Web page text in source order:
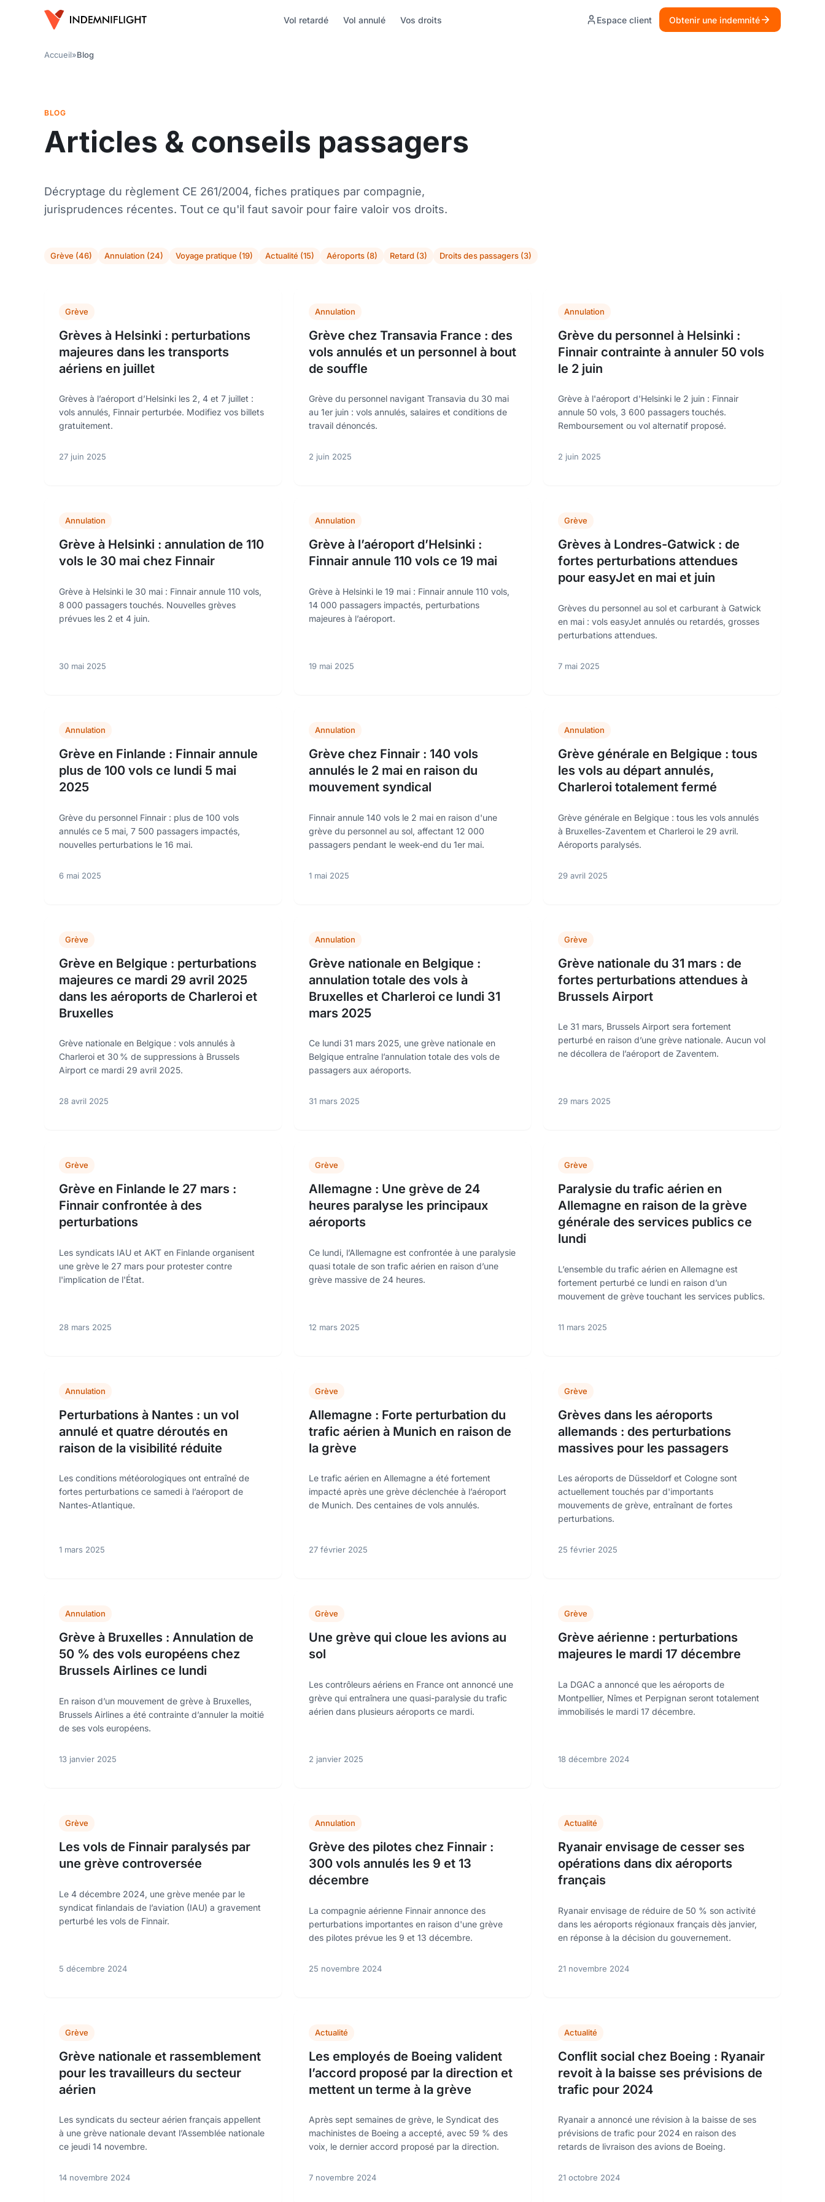
Vol retardé Vol annulé Vos droits Espace client Obtenir une indemnité
Accueil»Blog
BLOG
Articles & conseils passagers
Décryptage du règlement CE 261/2004, fiches pratiques par compagnie,
jurisprudences récentes. Tout ce qu'il faut savoir pour faire valoir vos droits.
Grève (46) Annulation (24) Voyage pratique (19) Actualité (15) Aéroports (8) Retard (3) Droits des passagers (3)
Grève
Grèves à Helsinki : perturbations
majeures dans les transports
aériens en juillet
Grèves à l’aéroport d’Helsinki les 2, 4 et 7 juillet :
vols annulés, Finnair perturbée. Modifiez vos billets
gratuitement.
27 juin 2025
Annulation
Grève chez Transavia France : des
vols annulés et un personnel à bout
de souffle
Grève du personnel navigant Transavia du 30 mai
au 1er juin : vols annulés, salaires et conditions de
travail dénoncés.
2 juin 2025
Annulation
Grève du personnel à Helsinki :
Finnair contrainte à annuler 50 vols
le 2 juin
Grève à l'aéroport d'Helsinki le 2 juin : Finnair
annule 50 vols, 3 600 passagers touchés.
Remboursement ou vol alternatif proposé.
2 juin 2025
Annulation
Grève à Helsinki : annulation de 110
vols le 30 mai chez Finnair
Grève à Helsinki le 30 mai : Finnair annule 110 vols,
8 000 passagers touchés. Nouvelles grèves
prévues les 2 et 4 juin.
30 mai 2025
Annulation
Grève à l’aéroport d’Helsinki :
Finnair annule 110 vols ce 19 mai
Grève à Helsinki le 19 mai : Finnair annule 110 vols,
14 000 passagers impactés, perturbations
majeures à l’aéroport.
19 mai 2025
Grève
Grèves à Londres-Gatwick : de
fortes perturbations attendues
pour easyJet en mai et juin
Grèves du personnel au sol et carburant à Gatwick
en mai : vols easyJet annulés ou retardés, grosses
perturbations attendues.
7 mai 2025
Annulation
Grève en Finlande : Finnair annule
plus de 100 vols ce lundi 5 mai
2025
Grève du personnel Finnair : plus de 100 vols
annulés ce 5 mai, 7 500 passagers impactés,
nouvelles perturbations le 16 mai.
6 mai 2025
Annulation
Grève chez Finnair : 140 vols
annulés le 2 mai en raison du
mouvement syndical
Finnair annule 140 vols le 2 mai en raison d'une
grève du personnel au sol, affectant 12 000
passagers pendant le week-end du 1er mai.
1 mai 2025
Annulation
Grève générale en Belgique : tous
les vols au départ annulés,
Charleroi totalement fermé
Grève générale en Belgique : tous les vols annulés
à Bruxelles-Zaventem et Charleroi le 29 avril.
Aéroports paralysés.
29 avril 2025
Grève
Grève en Belgique : perturbations
majeures ce mardi 29 avril 2025
dans les aéroports de Charleroi et
Bruxelles
Grève nationale en Belgique : vols annulés à
Charleroi et 30 % de suppressions à Brussels
Airport ce mardi 29 avril 2025.
28 avril 2025
Annulation
Grève nationale en Belgique :
annulation totale des vols à
Bruxelles et Charleroi ce lundi 31
mars 2025
Ce lundi 31 mars 2025, une grève nationale en
Belgique entraîne l’annulation totale des vols de
passagers aux aéroports.
31 mars 2025
Grève
Grève nationale du 31 mars : de
fortes perturbations attendues à
Brussels Airport
Le 31 mars, Brussels Airport sera fortement
perturbé en raison d’une grève nationale. Aucun vol
ne décollera de l’aéroport de Zaventem.
29 mars 2025
Grève
Grève en Finlande le 27 mars :
Finnair confrontée à des
perturbations
Les syndicats IAU et AKT en Finlande organisent
une grève le 27 mars pour protester contre
l'implication de l'État.
28 mars 2025
Grève
Allemagne : Une grève de 24
heures paralyse les principaux
aéroports
Ce lundi, l’Allemagne est confrontée à une paralysie
quasi totale de son trafic aérien en raison d’une
grève massive de 24 heures.
12 mars 2025
Grève
Paralysie du trafic aérien en
Allemagne en raison de la grève
générale des services publics ce
lundi
L’ensemble du trafic aérien en Allemagne est
fortement perturbé ce lundi en raison d’un
mouvement de grève touchant les services publics.
11 mars 2025
Annulation
Perturbations à Nantes : un vol
annulé et quatre déroutés en
raison de la visibilité réduite
Les conditions météorologiques ont entraîné de
fortes perturbations ce samedi à l’aéroport de
Nantes-Atlantique.
1 mars 2025
Grève
Allemagne : Forte perturbation du
trafic aérien à Munich en raison de
la grève
Le trafic aérien en Allemagne a été fortement
impacté après une grève déclenchée à l’aéroport
de Munich. Des centaines de vols annulés.
27 février 2025
Grève
Grèves dans les aéroports
allemands : des perturbations
massives pour les passagers
Les aéroports de Düsseldorf et Cologne sont
actuellement touchés par d'importants
mouvements de grève, entraînant de fortes
perturbations.
25 février 2025
Annulation
Grève à Bruxelles : Annulation de
50 % des vols européens chez
Brussels Airlines ce lundi
En raison d’un mouvement de grève à Bruxelles,
Brussels Airlines a été contrainte d’annuler la moitié
de ses vols européens.
13 janvier 2025
Grève
Une grève qui cloue les avions au
sol
Les contrôleurs aériens en France ont annoncé une
grève qui entraînera une quasi-paralysie du trafic
aérien dans plusieurs aéroports ce mardi.
2 janvier 2025
Grève
Grève aérienne : perturbations
majeures le mardi 17 décembre
La DGAC a annoncé que les aéroports de
Montpellier, Nîmes et Perpignan seront totalement
immobilisés le mardi 17 décembre.
18 décembre 2024
Grève
Les vols de Finnair paralysés par
une grève controversée
Le 4 décembre 2024, une grève menée par le
syndicat finlandais de l’aviation (IAU) a gravement
perturbé les vols de Finnair.
5 décembre 2024
Annulation
Grève des pilotes chez Finnair :
300 vols annulés les 9 et 13
décembre
La compagnie aérienne Finnair annonce des
perturbations importantes en raison d'une grève
des pilotes prévue les 9 et 13 décembre.
25 novembre 2024
Actualité
Ryanair envisage de cesser ses
opérations dans dix aéroports
français
Ryanair envisage de réduire de 50 % son activité
dans les aéroports régionaux français dès janvier,
en réponse à la décision du gouvernement.
21 novembre 2024
Grève
Grève nationale et rassemblement
pour les travailleurs du secteur
aérien
Les syndicats du secteur aérien français appellent
à une grève nationale devant l’Assemblée nationale
ce jeudi 14 novembre.
14 novembre 2024
Actualité
Les employés de Boeing valident
l’accord proposé par la direction et
mettent un terme à la grève
Après sept semaines de grève, le Syndicat des
machinistes de Boeing a accepté, avec 59 % des
voix, le dernier accord proposé par la direction.
7 novembre 2024
Actualité
Conflit social chez Boeing : Ryanair
revoit à la baisse ses prévisions de
trafic pour 2024
Ryanair a annoncé une révision à la baisse de ses
prévisions de trafic pour 2024 en raison des
retards de livraison des avions de Boeing.
21 octobre 2024